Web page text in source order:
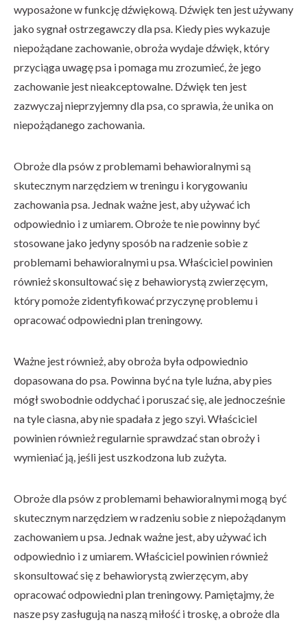
wyposażone w funkcję dźwiękową. Dźwięk ten jest używany
jako sygnał ostrzegawczy dla psa. Kiedy pies wykazuje
niepożądane zachowanie, obroża wydaje dźwięk, który
przyciąga uwagę psa i pomaga mu zrozumieć, że jego
zachowanie jest nieakceptowalne. Dźwięk ten jest
zazwyczaj nieprzyjemny dla psa, co sprawia, że ​​unika on
niepożądanego zachowania.
Obroże dla psów z problemami behawioralnymi są
skutecznym narzędziem w treningu i korygowaniu
zachowania psa. Jednak ważne jest, aby używać ich
odpowiednio i z umiarem. Obroże te nie powinny być
stosowane jako jedyny sposób na radzenie sobie z
problemami behawioralnymi u psa. Właściciel powinien
również skonsultować się z behawiorystą zwierzęcym,
który pomoże zidentyfikować przyczynę problemu i
opracować odpowiedni plan treningowy.
Ważne jest również, aby obroża była odpowiednio
dopasowana do psa. Powinna być na tyle luźna, aby pies
mógł swobodnie oddychać i poruszać się, ale jednocześnie
na tyle ciasna, aby nie spadała z jego szyi. Właściciel
powinien również regularnie sprawdzać stan obroży i
wymieniać ją, jeśli jest uszkodzona lub zużyta.
Obroże dla psów z problemami behawioralnymi mogą być
skutecznym narzędziem w radzeniu sobie z niepożądanym
zachowaniem u psa. Jednak ważne jest, aby używać ich
odpowiednio i z umiarem. Właściciel powinien również
skonsultować się z behawiorystą zwierzęcym, aby
opracować odpowiedni plan treningowy. Pamiętajmy, że
nasze psy zasługują na naszą miłość i troskę, a obroże dla